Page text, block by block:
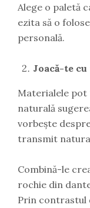
Alege o paletă
ezita să o
personală.
Joacă-te
Materialele pot
naturală
vorbește
transmit
Combină-le
rochie din
Prin contrastul